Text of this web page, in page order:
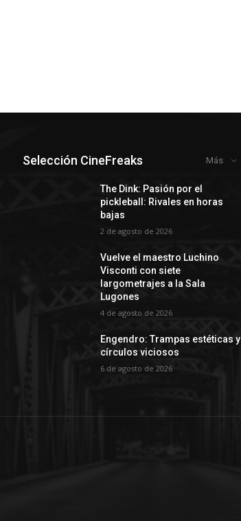
Selección CineFreaks Más
The Dink: Pasión por el
pickleball: Rivales en horas
bajas
2 de agosto de 2026
Vuelve el maestro Luchino
Visconti con siete
largometrajes a la Sala
Lugones
4 de agosto de 2026
Engendro: Trampas estéticas y
círculos viciosos
6 de agosto de 2026